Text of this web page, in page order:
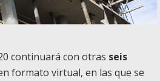
continuará con otras seis
formato virtual, en las que se